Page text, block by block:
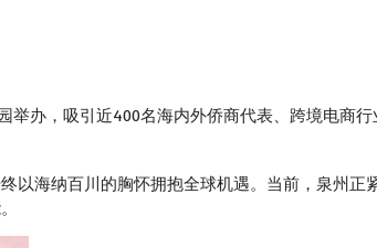
举办，吸引近400名海内外侨商代表、跨境电商行
海纳百川的胸怀拥抱全球机遇。当前，泉州正